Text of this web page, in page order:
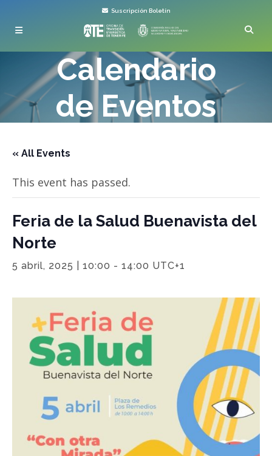
Suscripción Boletín
Calendario
de Eventos
« All Events
This event has passed.
Feria de la Salud Buenavista del
Norte
5 abril, 2025 | 10:00 - 14:00 UTC+1